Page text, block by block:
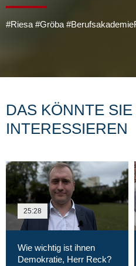
#Riesa #Gröba
DAS KÖNNTE SIE
INTERESSIEREN
25:28
Wie wichtig ist ihnen
Demokratie, Herr Reck?